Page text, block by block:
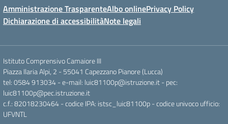
Amministrazione TrasparenteAlbo onlinePrivacy Policy
Dichiarazione di accessibilitàNote legali
Istituto Comprensivo Camaiore III
Piazza Ilaria Alpi, 2 - 55041 Capezzano Pianore (Lucca)
tel: 0584 913034 - e-mail: luic81100p@istruzione.it - pec:
luic81100p@pec.istruzione.it
c.f.: 82018230464 - codice IPA: istsc_luic81100p - codice univoco ufficio:
UFVNTL